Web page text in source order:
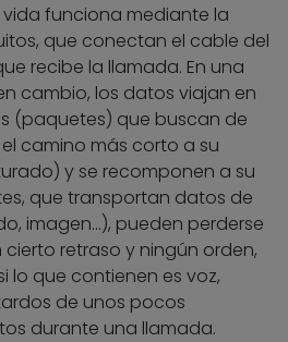
funciona mediante la
que conectan el cable del
recibe la llamada. En una
cambio, los datos viajan en
(paquetes) que buscan de
camino más corto a su
y se recomponen a su
que transportan datos de
imagen…), pueden perderse
retraso y ningún orden,
lo que contienen es voz,
de unos pocos
durante una llamada.